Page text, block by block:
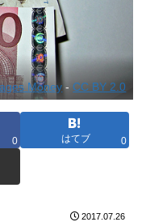
Money -CC BY 2.0
0 はてブ 0
2017.07.26